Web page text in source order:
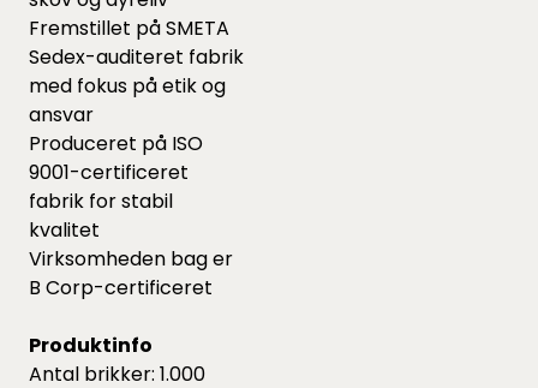
Fremstillet på SMETA
Sedex-auditeret fabrik
med fokus på etik og
ansvar
Produceret på ISO
9001-certificeret
fabrik for stabil
kvalitet
Virksomheden bag er
B Corp-certificeret
Produktinfo
Antal brikker: 1.000